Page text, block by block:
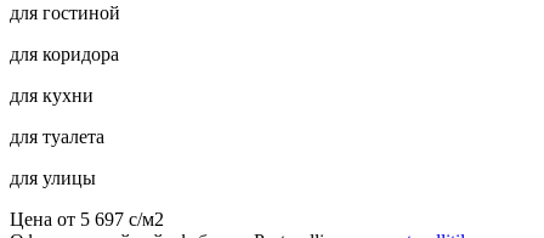
для гостиной
для коридора
для кухни
для туалета
для улицы
Цена от 5 697 c/м2